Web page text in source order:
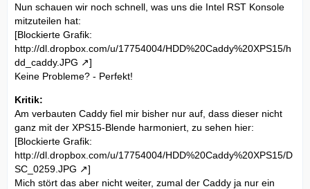
Nun schauen wir noch schnell, was uns die Intel RST Konsole
mitzuteilen hat:
[Blockierte Grafik:
http://dl.dropbox.com/u/17754004/HDD%20Caddy%20XPS15/h
dd_caddy.JPG
]
Keine Probleme? - Perfekt!
Kritik:
Am verbauten Caddy fiel mir bisher nur auf, dass dieser nicht
ganz mit der XPS15-Blende harmoniert, zu sehen hier:
[Blockierte Grafik:
http://dl.dropbox.com/u/17754004/HDD%20Caddy%20XPS15/D
SC_0259.JPG
]
Mich stört das aber nicht weiter, zumal der Caddy ja nur ein